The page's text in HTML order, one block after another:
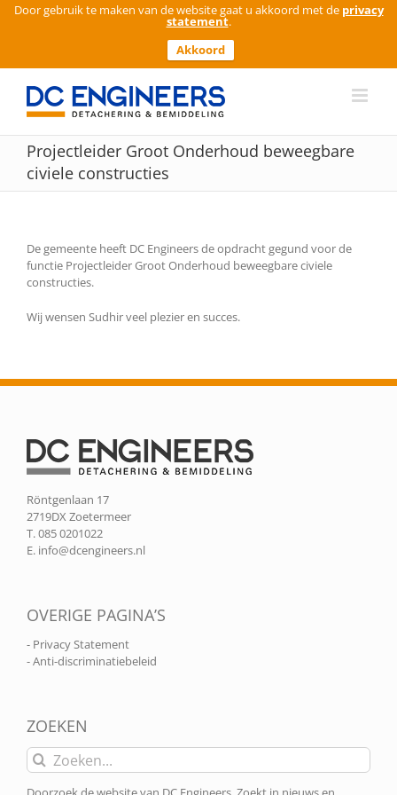
Door gebruik te maken van de website gaat u akkoord met de privacy
statement.
Akkoord
Ga
inhoud
Projectleider Groot Onderhoud beweegbare
civiele constructies
De gemeente heeft DC Engineers de opdracht gegund voor de
functie Projectleider Groot Onderhoud beweegbare civiele
constructies.
Wij wensen Sudhir veel plezier en succes.
Röntgenlaan 17
2719DX Zoetermeer
T. 085 0201022
E. info@dcengineers.nl
OVERIGE PAGINA’S
- Privacy Statement
- Anti-discriminatiebeleid
ZOEKEN
Zoeken
naar: